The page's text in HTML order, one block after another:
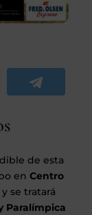
de esta
en Centro
y se tratará
Paralímpica